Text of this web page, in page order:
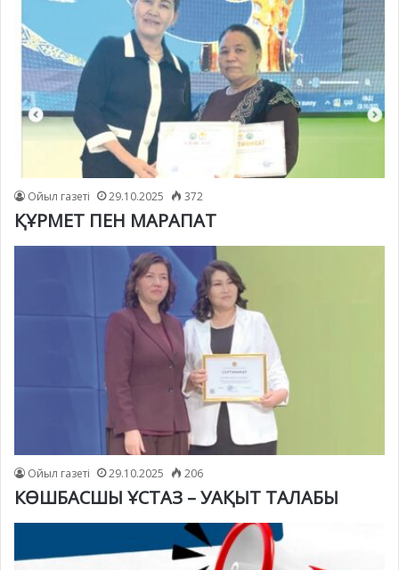
Ойыл газеті 29.10.2025 372
ҚҰРМЕТ ПЕН МАРАПАТ
Ойыл газеті 29.10.2025 206
КӨШБАСШЫ ҰСТАЗ – УАҚЫТ ТАЛАБЫ